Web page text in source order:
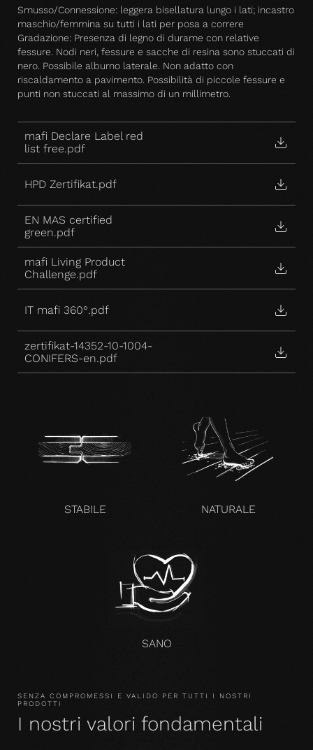
Smusso/Connessione: leggera bisellatura lungo i lati; incastro
maschio/femmina su tutti i lati per posa a correre
Gradazione: Presenza di legno di durame con relative
fessure. Nodi neri, fessure e sacche di resina sono stuccati di
nero. Possibile alburno laterale. Non adatto con
riscaldamento a pavimento. Possibilità di piccole fessure e
punti non stuccati al massimo di un millimetro.
mafi Declare Label red
list free.pdf
HPD Zertifikat.pdf
EN MAS certified
green.pdf
mafi Living Product
Challenge.pdf
IT mafi 360°.pdf
zertifikat-14352-10-1004-
CONIFERS-en.pdf
STABILE NATURALE
SANO
SENZA COMPROMESSI E VALIDO PER TUTTI I NOSTRI
PRODOTTI
I nostri valori fondamentali